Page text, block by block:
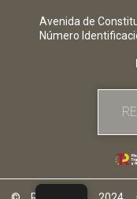
Avenida de
Número